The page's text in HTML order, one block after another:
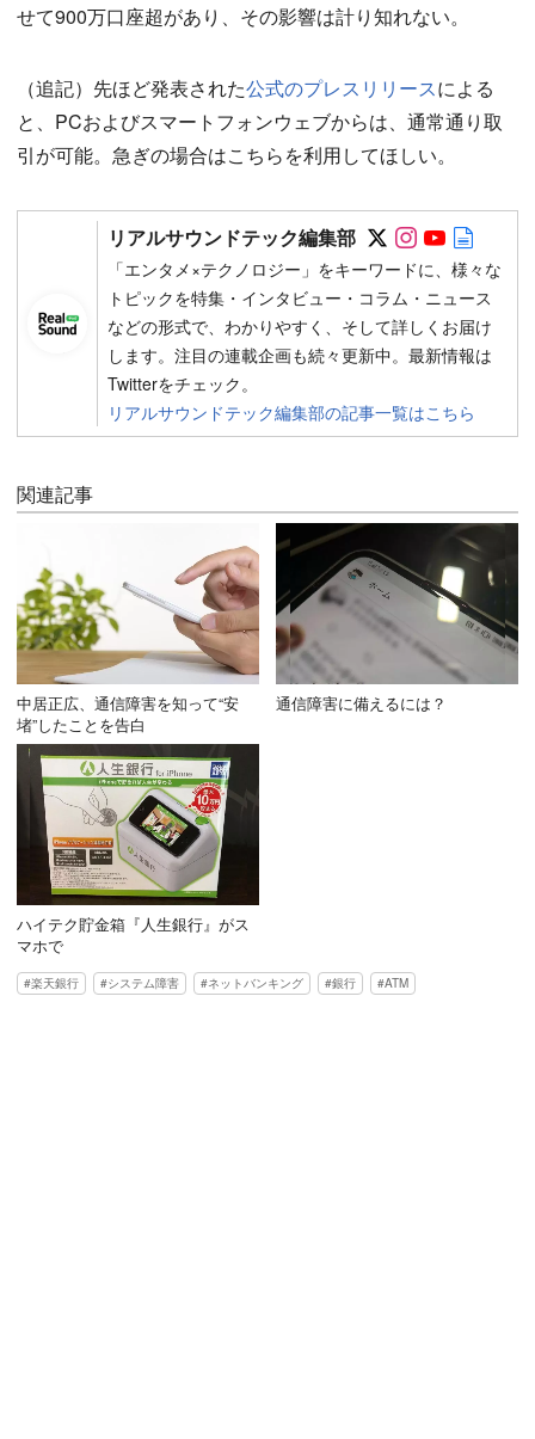
せて900万口座超があり、その影響は計り知れない。
（追記）先ほど発表された公式のプレスリリースによる
と、PCおよびスマートフォンウェブからは、通常通り取
引が可能。急ぎの場合はこちらを利用してほしい。
リアルサウンドテック編集部 Follow on
Follow on
Follow
「エンタメ×テクノロジー」をキーワードに、様々な
トピックを特集・インタビュー・コラム・ニュース
などの形式で、わかりやすく、そして詳しくお届け
します。注目の連載企画も続々更新中。最新情報は
Twitterをチェック。
リアルサウンドテック編集部の記事一覧はこちら
関連記事
中居正広、通信障害を知って“安
堵”したことを告白
通信障害に備えるには？
ハイテク貯金箱『人生銀行』がス
マホで
楽天銀行 システム障害 ネットバンキング 銀行 ATM